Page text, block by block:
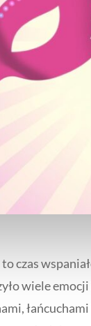
to czas
wiele